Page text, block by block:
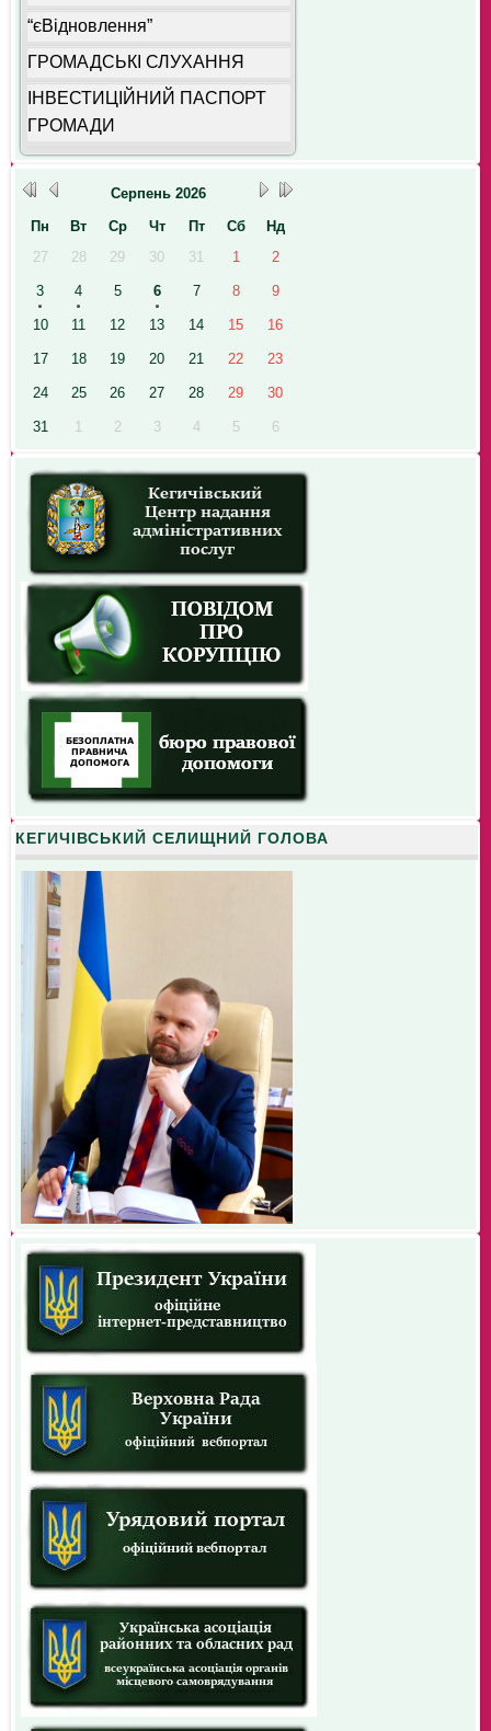
“єВідновлення”
ГРОМАДСЬКІ СЛУХАННЯ
ІНВЕСТИЦІЙНИЙ ПАСПОРТ
ГРОМАДИ
Серпень 2026
Пн
Вт Ср Чт Пт Сб
Нд
27
28 29 30 31 1 2
3 4 5 6 7 8 9
10 11 12 13 14 15 16
17 18 19 20 21 22 23
24 25 26 27 28 29 30
31 1 2 3 4 5 6
КЕГИЧІВСЬКИЙ СЕЛИЩНИЙ ГОЛОВА